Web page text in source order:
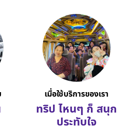
เมื่อใช้บริการของเรา
ทริป ไหนๆ ก็ สนุก
ประทับใจ